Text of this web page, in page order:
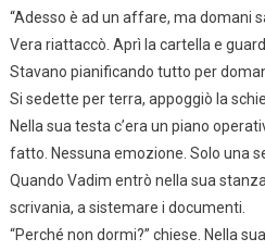
“Adesso è ad un affare, ma domani
Vera riattaccò. Aprì la cartella e
Stavano pianificando tutto per
Si sedette per terra, appoggiò la
Nella sua testa c’era un piano
fatto. Nessuna emozione. Solo una
Quando Vadim entrò nella sua
scrivania, a sistemare i documenti.
“Perché non dormi?” chiese. Nella